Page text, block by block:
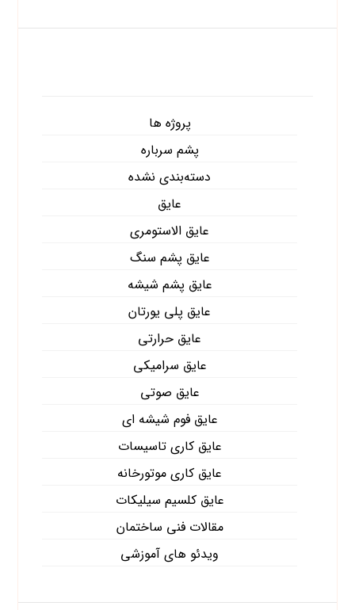
پروژه ها
پشم سرباره
دسته‌بندی نشده
عایق
عایق الاستومری
عایق پشم سنگ
عایق پشم شیشه
عایق پلی یورتان
عایق حرارتی
عایق سرامیکی
عایق صوتی
عایق فوم شیشه ای
عایق کاری تاسیسات
عایق کاری موتورخانه
عایق کلسیم سیلیکات
مقالات فنی ساختمان
ویدئو های آموزشی